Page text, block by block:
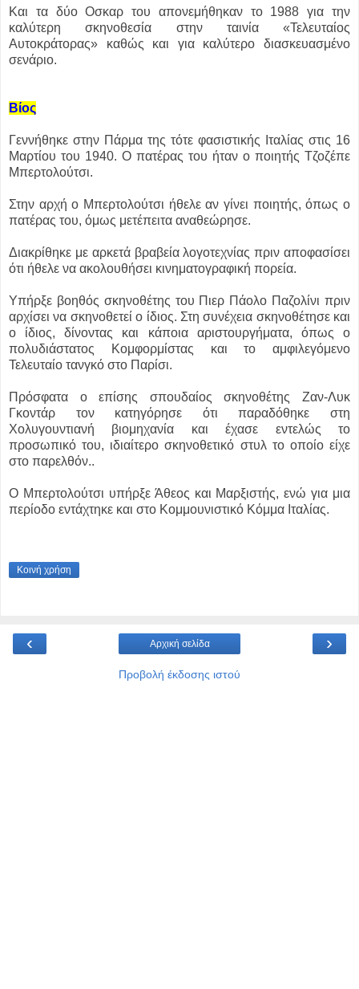
Και τα δύο Οσκαρ του απονεμήθηκαν το 1988 για την
καλύτερη σκηνοθεσία στην ταινία «Τελευταίος
Αυτοκράτορας» καθώς και για καλύτερο διασκευασμένο
σενάριο.
Βίος
Γεννήθηκε στην Πάρμα της τότε φασιστικής Ιταλίας στις 16
Μαρτίου του 1940. Ο πατέρας του ήταν ο ποιητής Τζοζέπε
Μπερτολούτσι.
Στην αρχή ο Μπερτολούτσι ήθελε αν γίνει ποιητής, όπως ο
πατέρας του, όμως μετέπειτα αναθεώρησε.
Διακρίθηκε με αρκετά βραβεία λογοτεχνίας πριν αποφασίσει
ότι ήθελε να ακολουθήσει κινηματογραφική πορεία.
Υπήρξε βοηθός σκηνοθέτης του Πιερ Πάολο Παζολίνι πριν
αρχίσει να σκηνοθετεί ο ίδιος. Στη συνέχεια σκηνοθέτησε και
ο ίδιος, δίνοντας και κάποια αριστουργήματα, όπως ο
πολυδιάστατος Κομφορμίστας και το αμφιλεγόμενο
Τελευταίο τανγκό στο Παρίσι.
Πρόσφατα ο επίσης σπουδαίος σκηνοθέτης Ζαν-Λυκ
Γκοντάρ τον κατηγόρησε ότι παραδόθηκε στη
Χολυγουντιανή βιομηχανία και έχασε εντελώς το
προσωπικό του, ιδιαίτερο σκηνοθετικό στυλ το οποίο είχε
στο παρελθόν..
Ο Μπερτολούτσι υπήρξε Άθεος και Μαρξιστής, ενώ για μια
περίοδο εντάχτηκε και στο Κομμουνιστικό Κόμμα Ιταλίας.
Κοινή χρήση
‹ ›
Αρχική σελίδα
Προβολή έκδοσης ιστού